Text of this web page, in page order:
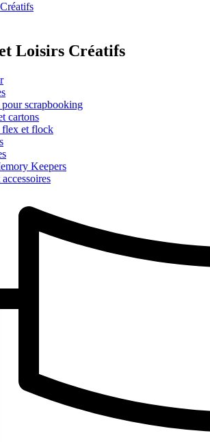
Loisirs Créatifs
scrapbooking
cartons
et flock
Keepers